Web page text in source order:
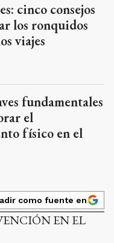
cinco consejos
los ronquidos
viajes
fundamentales
el
físico en el
como fuente en
EN EL